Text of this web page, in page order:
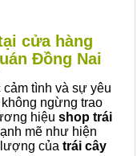
cửa hàng
Đồng Nai
tình và sự yêu
không ngừng trao
hiệu shop trái
mẽ như hiện
của trái cây